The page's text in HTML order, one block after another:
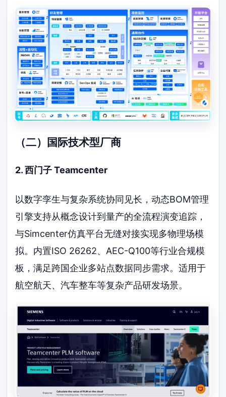
（二）国际技术型厂商
2. 西门子 Teamcenter
以数字孪生与复杂系统协同见长，动态BOM管理
引擎支持从概念设计到量产的全流程演变追踪，
与Simcenter仿真平台无缝对接实现多物理场模
拟。内置ISO 26262、AEC-Q100等行业合规模
板，满足跨国企业多站点数据同步需求。适用于
航空航天、汽车整车等复杂产品研发场景。